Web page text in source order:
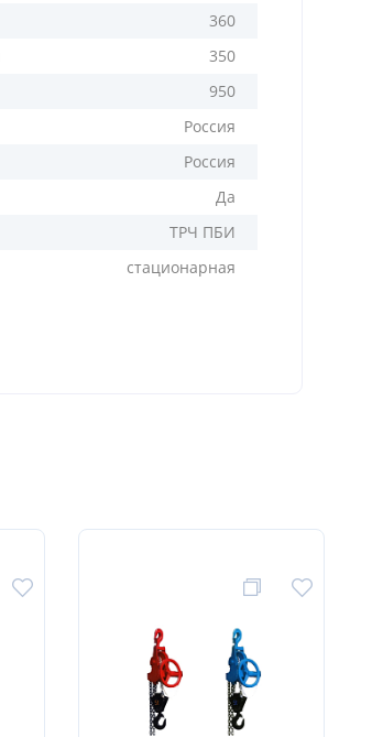
360
350
950
Россия
Россия
Да
ТРЧ ПБИ
стационарная